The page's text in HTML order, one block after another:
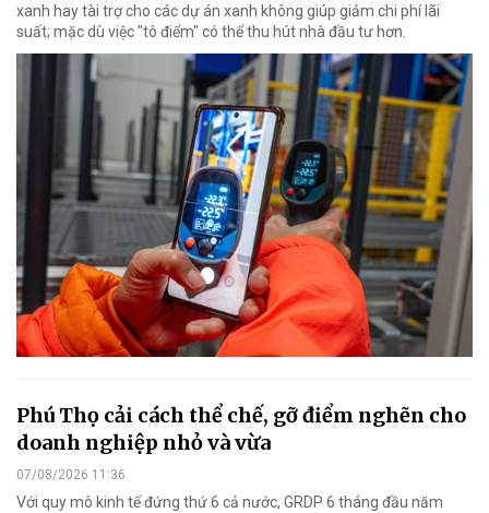
xanh hay tài trợ cho các dự án xanh không giúp giảm chi phí lãi
suất; mặc dù việc "tô điểm" có thể thu hút nhà đầu tư hơn.
Phú Thọ cải cách thể chế, gỡ điểm nghẽn cho
doanh nghiệp nhỏ và vừa
07/08/2026 11:36
Với quy mô kinh tế đứng thứ 6 cả nước, GRDP 6 tháng đầu năm